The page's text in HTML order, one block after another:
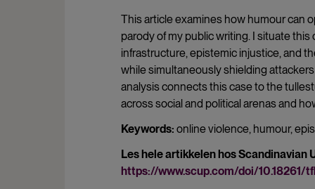
This article examines how humour can
parody of my public writing. I situate
infrastructure, epistemic injustice, and
while simultaneously shielding
analysis connects this case to the
across social and political arenas and
Keywords: online violence, humour,
Les hele artikkelen hos Scandinavian
https://www.scup.com/doi/10.18261/